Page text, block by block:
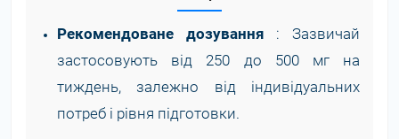
Рекомендоване дозування : Зазвичай
застосовують від 250 до 500 мг на
тиждень, залежно від індивідуальних
потреб і рівня підготовки.